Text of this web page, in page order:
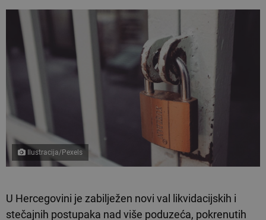
Ilustracija/Pexels
U Hercegovini je zabilježen novi val likvidacijskih i
stečajnih postupaka nad više poduzeća, pokrenutih